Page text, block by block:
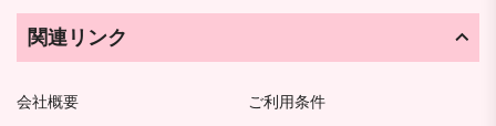
関連リンク
会社概要
ご利用条件